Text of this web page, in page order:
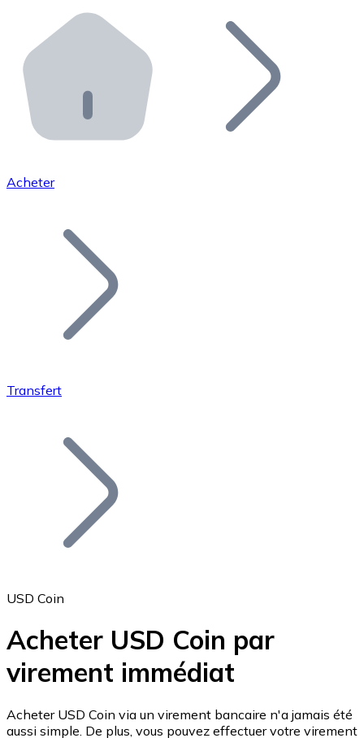
Distributeurs automatiques Bitnovo
Intégrez un ATM Bitnovo dans votre entreprise et
API Bitnovo
Intégrez notre API dans votre écosystème.
Rejoignez notre réseau de distributeurs et
Ajoutez le token de votre projet à notre service
Bitcoin
Ethereum
ETH
Acheter
Transfert
USD Coin
Acheter USD Coin par
virement immédiat
Acheter USD Coin via un virement bancaire n'a jamais été
aussi simple. De plus, vous pouvez effectuer votre virement